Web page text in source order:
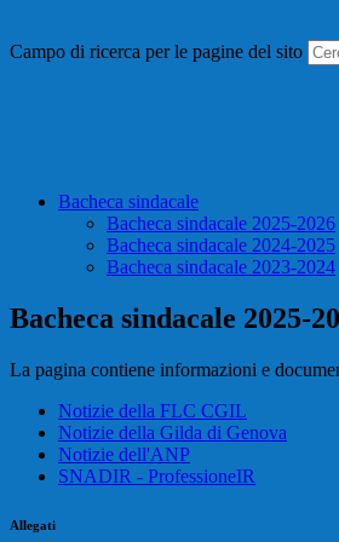
Campo di ricerca per le pagine del sito
Bacheca sindacale
Bacheca sindacale 2025-2026
Bacheca sindacale 2024-2025
Bacheca sindacale 2023-2024
Bacheca sindacale 2025-
La pagina contiene informazioni e
Notizie della FLC CGIL
Notizie della Gilda di Genova
Notizie dell'ANP
SNADIR - ProfessioneIR
Allegati